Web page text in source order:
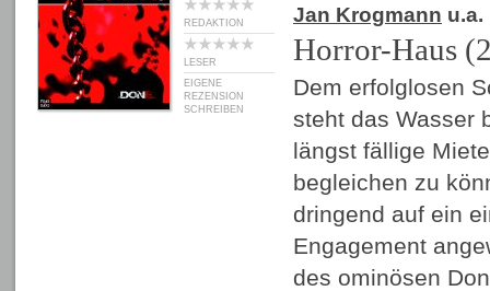
REDAKTION
LESER
EIGENE
REZENSION
SCHREIBEN
Jan Krogmann u.a.
Horror-Haus
Dem erfolglosen
steht das Wasser
längst fällige
begleichen zu
dringend auf ein
Engagement
des ominösen